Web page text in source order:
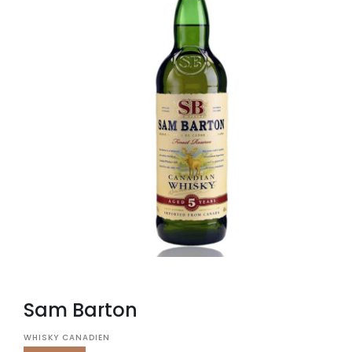
Sam Barton
WHISKY CANADIEN